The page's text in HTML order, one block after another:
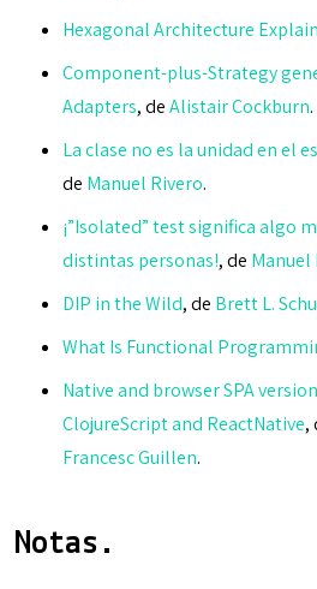
Hexagonal Architecture
Component-plus-Strategy
Adapters, deAlistair Cockburn.
La clase no es la unidad en el
de Manuel Rivero.
¡”Isolated” test significa algo
distintas personas!, de Manuel
DIP in the Wild, de Brett L.
What Is Functional
Native and browser SPA
ClojureScript and ReactNative,
Francesc Guillen.
Notas.